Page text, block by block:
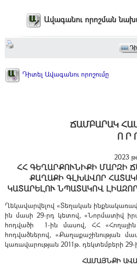
Ավագանու որոշման
Դիտել Ավագանու որոշումը
ՃԱՄԲԱՐԱԿ
Ո Ր
2023
ՀՀ ԳԵՂԱՐՔՈՒՆԻՔԻ ՄԱՐԶԻ
ՔԱՂԱՔԻ ԳԼԽԱՎՈՐ
ԿԱՏԱՐԵԼՈՒ ՆՊԱՏԱԿՈՎ
Ղեկավարվելով «Տեղական
ին մասի 29-րդ կետով, «Նորմատիվ
հոդվածի 1-ին մասով, ՀՀ
հոդվածներով, «Քաղաքաշինության
կառավարության 2011թ. դեկտեմբերի
ՀԱՄԱՅՆՔԻ